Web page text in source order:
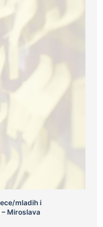
mladih i
Miroslava